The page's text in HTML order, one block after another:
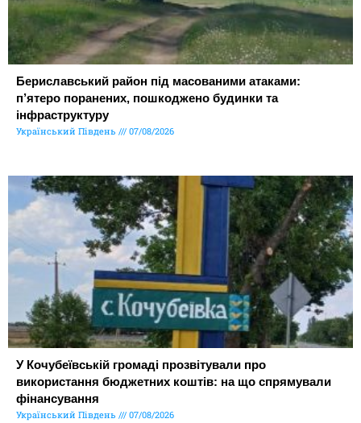
Бериславський район під масованими атаками:
п’ятеро поранених, пошкоджено будинки та
інфраструктуру
Український Південь 07/08/2026
У Кочубеївській громаді прозвітували про
використання бюджетних коштів: на що спрямували
фінансування
Український Південь 07/08/2026